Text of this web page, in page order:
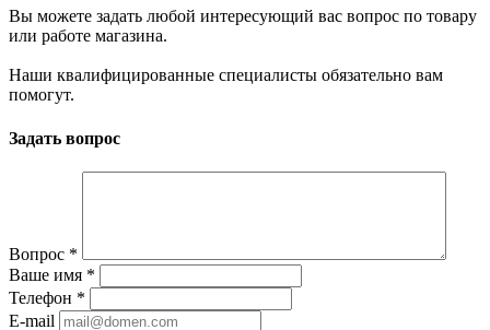
Вы можете задать любой интересующий вас вопрос по товару
или работе магазина.
Наши квалифицированные специалисты обязательно вам
помогут.
Задать вопрос
Вопрос *
Ваше имя *
Телефон *
E-mail